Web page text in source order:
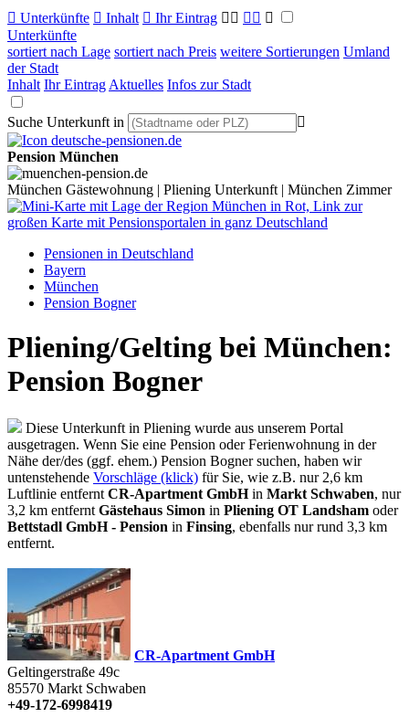
 Unterkünfte  Inhalt  Ihr Eintrag   
Unterkünfte
sortiert nach Lage sortiert nach Preis weitere Sortierungen Umland
der Stadt
Inhalt Ihr Eintrag Aktuelles Infos zur Stadt
Suche Unterkunft in 
Pension München
München Gästewohnung | Pliening Unterkunft | München Zimmer
Pensionen in Deutschland
Bayern
München
Pension Bogner
Pliening/Gelting bei München:
Pension Bogner
Diese Unterkunft in Pliening wurde aus unserem Portal
ausgetragen. Wenn Sie eine Pension oder Ferienwohnung in der
Nähe der/des (ggf. ehem.) Pension Bogner suchen, haben wir
untenstehende Vorschläge (klick) für Sie, wie z.B. nur 2,6 km
Luftlinie entfernt CR-Apartment GmbHin Markt Schwaben, nur
3,2 km entfernt Gästehaus Simon in Pliening OT Landsham oder
Bettstadl GmbH - Pension in Finsing, ebenfalls nur rund 3,3 km
entfernt.
CR-Apartment GmbH
Geltingerstraße 49c
85570 Markt Schwaben
+49-172-6998419